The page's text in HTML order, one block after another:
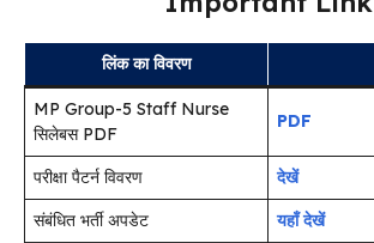
लिंक का विवरण
MP Group-5 Staff Nurse
सिलेबस PDF
PDF
परीक्षा पैटर्न विवरण
देखें
संबंधित भर्ती अपडेट
यहाँ देखें